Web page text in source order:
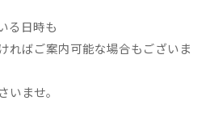
る日時も
ればご案内可能な場合もございま
いませ。